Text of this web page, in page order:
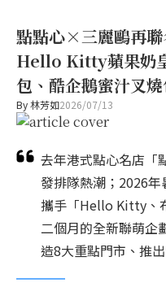
點點心×三麗鷗再聯
Hello Kitty蘋果奶
包、酷企鵝蜜汁叉
By林芳如2026/07/13
去年港式點心名店「
發排隊熱潮；2026
攜手「Hello Kitty、
二個月的全新聯萌企
造8大重點門市、推